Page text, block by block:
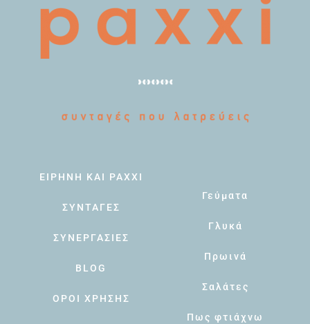
ΕΙΡΗΝΗ ΚΑΙ PAXXI
ΣΥΝΤΑΓΕΣ
ΣΥΝΕΡΓΑΣΙΕΣ
BLOG
ΟΡΟΙ ΧΡΗΣΗΣ
Γεύματα
Γλυκά
Πρωινά
Σαλάτες
Πως φτιάχνω